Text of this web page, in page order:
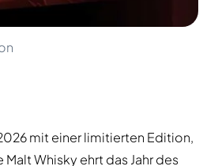
mit einer limitierten Edition,
Whisky ehrt das Jahr des